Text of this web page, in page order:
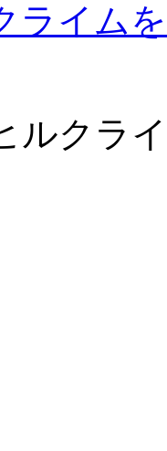
ライム
クライ